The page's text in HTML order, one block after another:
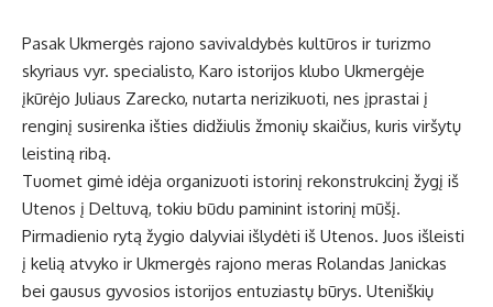
Pasak Ukmergės rajono savivaldybės kultūros ir turizmo
skyriaus vyr. specialisto, Karo istorijos klubo Ukmergėje
įkūrėjo Juliaus Zarecko, nutarta nerizikuoti, nes įprastai į
renginį susirenka išties didžiulis žmonių skaičius, kuris viršytų
leistiną ribą.
Tuomet gimė idėja organizuoti istorinį rekonstrukcinį žygį iš
Utenos į Deltuvą, tokiu būdu paminint istorinį mūšį.
Pirmadienio rytą žygio dalyviai išlydėti iš Utenos. Juos išleisti
į kelią atvyko ir Ukmergės rajono meras Rolandas Janickas
bei gausus gyvosios istorijos entuziastų būrys. Uteniškių